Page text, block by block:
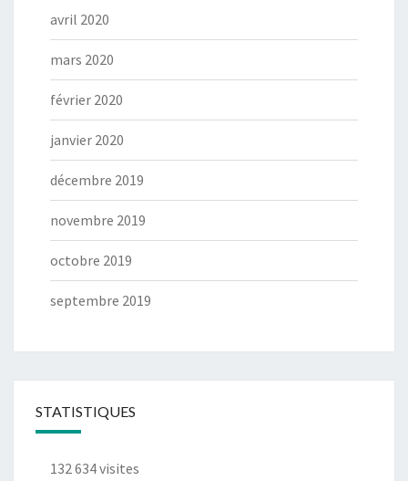
avril 2020
mars 2020
février 2020
janvier 2020
décembre 2019
novembre 2019
octobre 2019
septembre 2019
STATISTIQUES
132 634 visites